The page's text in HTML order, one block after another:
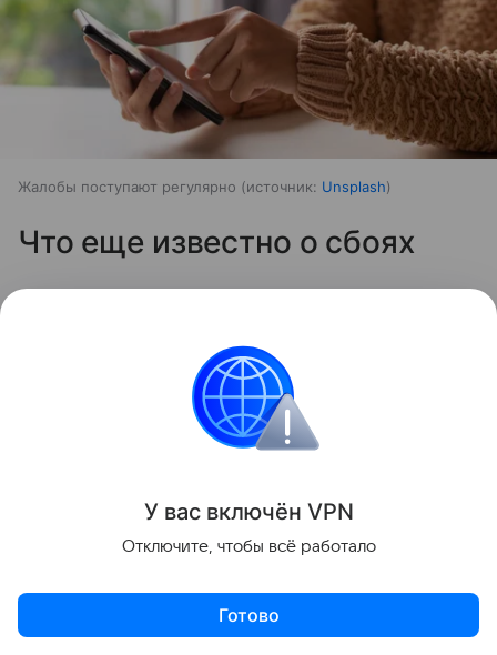
Жалобы поступают регулярно источник: Unsplash
Что еще известно о сбоях
интернета. Первые масштабные ограничения ввели
в мае 2025 года во время празднования 80-летия
Победы в Великой Отечественной войне. Власти
ограничения при возникновении потенциальных
Как правило, меры затрагивают мобильный
интернет. В отдельных случаях возникают сбои
У вас включён VPN
Отключите, чтобы всё работало
Готово